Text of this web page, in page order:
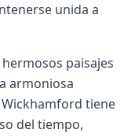
unida a
paisajes
armoniosa
tiene
del tiempo,